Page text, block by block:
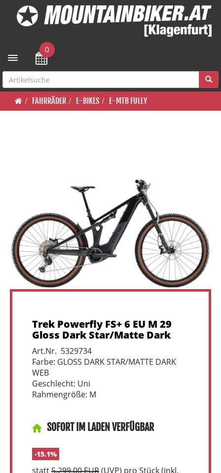
Toggle navigation
0
FAHRRÄDER E-BIKES E-MTB FULLY
Trek Powerfly FS+ 6 EU M 29
Gloss Dark Star/Matte Dark
Art.Nr. 5329734
Farbe: GLOSS DARK STAR/MATTE DARK
WEB
Geschlecht: Uni
Rahmengröße: M
SOFORT IM LADEN VERFÜGBAR
-15.1%
statt5.299,00 EUR(UVP) pro Stück (inkl.